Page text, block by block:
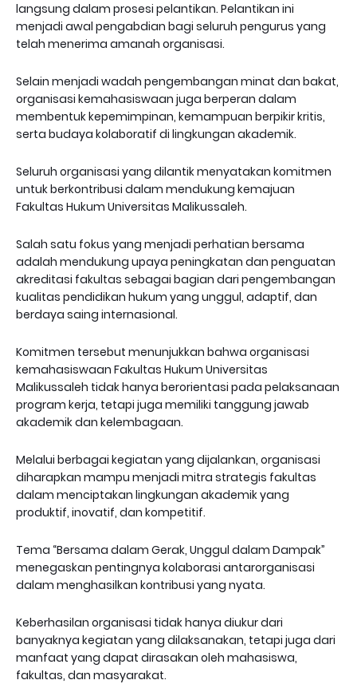
langsung dalam prosesi pelantikan. Pelantikan ini
menjadi awal pengabdian bagi seluruh pengurus yang
telah menerima amanah organisasi.
Selain menjadi wadah pengembangan minat dan bakat,
organisasi kemahasiswaan juga berperan dalam
membentuk kepemimpinan, kemampuan berpikir kritis,
serta budaya kolaboratif di lingkungan akademik.
Seluruh organisasi yang dilantik menyatakan komitmen
untuk berkontribusi dalam mendukung kemajuan
Fakultas Hukum Universitas Malikussaleh.
Salah satu fokus yang menjadi perhatian bersama
adalah mendukung upaya peningkatan dan penguatan
akreditasi fakultas sebagai bagian dari pengembangan
kualitas pendidikan hukum yang unggul, adaptif, dan
berdaya saing internasional.
Komitmen tersebut menunjukkan bahwa organisasi
kemahasiswaan Fakultas Hukum Universitas
Malikussaleh tidak hanya berorientasi pada pelaksanaan
program kerja, tetapi juga memiliki tanggung jawab
akademik dan kelembagaan.
Melalui berbagai kegiatan yang dijalankan, organisasi
diharapkan mampu menjadi mitra strategis fakultas
dalam menciptakan lingkungan akademik yang
produktif, inovatif, dan kompetitif.
Tema “Bersama dalam Gerak, Unggul dalam Dampak”
menegaskan pentingnya kolaborasi antarorganisasi
dalam menghasilkan kontribusi yang nyata.
Keberhasilan organisasi tidak hanya diukur dari
banyaknya kegiatan yang dilaksanakan, tetapi juga dari
manfaat yang dapat dirasakan oleh mahasiswa,
fakultas, dan masyarakat.